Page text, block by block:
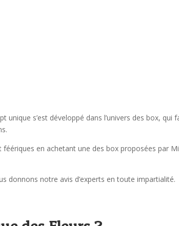
unique s’est développé dans l’univers des box, qui
en achetant une des box proposées par
donnons notre avis d’experts en toute impartialité.